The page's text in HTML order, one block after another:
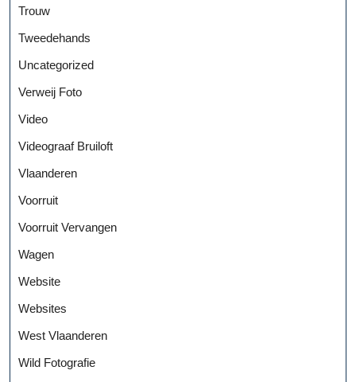
Trouw
Tweedehands
Uncategorized
Verweij Foto
Video
Videograaf Bruiloft
Vlaanderen
Voorruit
Voorruit Vervangen
Wagen
Website
Websites
West Vlaanderen
Wild Fotografie